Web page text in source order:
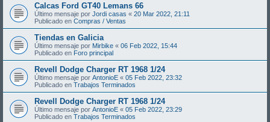
Calcas Ford GT40 Lemans 66
Último mensaje por Jordi casas « 20 Mar 2022, 21:11
Publicado en Compras / Ventas
Tiendas en Galicia
Último mensaje por Mirbike « 06 Feb 2022, 15:44
Publicado en Foro principal
Revell Dodge Charger RT 1968 1/24
Último mensaje por AntonioE « 05 Feb 2022, 23:32
Publicado en Trabajos Terminados
Revell Dodge Charger RT 1968 1/24
Último mensaje por AntonioE « 05 Feb 2022, 23:29
Publicado en Trabajos Terminados